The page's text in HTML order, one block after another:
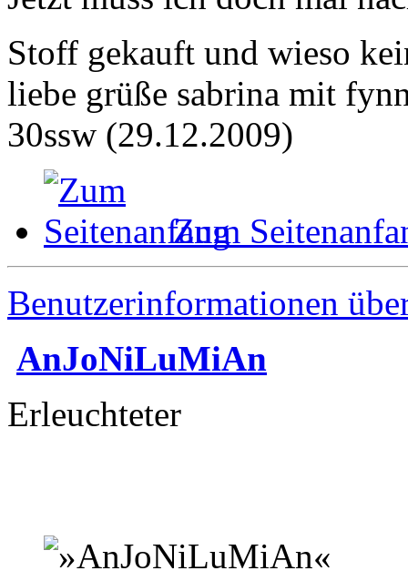
Stoff gekauft und wieso
liebe grüße sabrina mit
30ssw (29.12.2009)
Zum
Benutzerinformationen
AnJoNiLuMiAn
Erleuchteter